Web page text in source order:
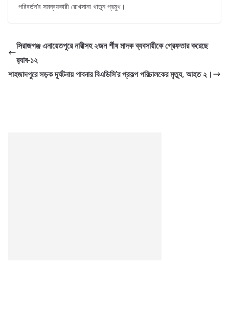
পরিবর্তন’র সমন্বয়কারী রোখসানা খাতুন প্রমুখ।
সিরাজগঞ্জ এনায়েতপুরে নারীসহ ২জন র্শীষ মাদক ব্যবসায়ীকে গ্রেফতার করেছে
র‌্যাব-১২
শাহজাদপুরে সড়ক দূর্ঘটনায় পাবনার বিএডিসি’র প্রকল্প পরিচালকের মৃত্যু, আহত ২।